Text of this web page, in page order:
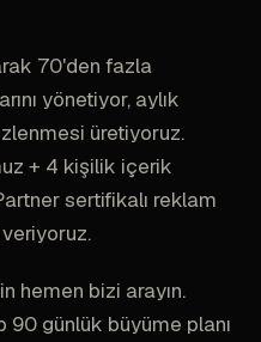
70'den fazla
yönetiyor, aylık
üretiyoruz.
+ 4 kişilik içerik
sertifikalı reklam
hemen bizi arayın.
90 günlük büyüme planı